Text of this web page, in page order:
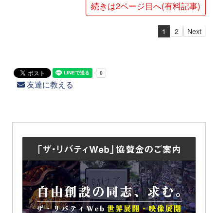
続きは2ページ目へ(有料記事)
1 2 Next
友達に教える